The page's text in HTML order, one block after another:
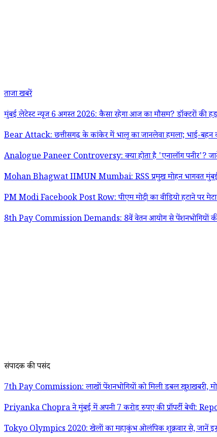
ताजा खबरें
मुंबई लेटेस्ट न्यूज 6 अगस्त 2026: कैसा रहेगा आज का मौसम? डॉक्टरों की
Bear Attack: छत्तीसगढ़ के कांकेर में भालू का जानलेवा हमला; भाई-
Analogue Paneer Controversy: क्या होता है 'एनालॉग पनीर'?
Mohan Bhagwat IIMUN Mumbai: RSS प्रमुख मोहन भागवत
PM Modi Facebook Post Row: पीएम मोदी का वीडियो हटाने पर
8th Pay Commission Demands: 8वें वेतन आयोग से पेंशनभोगियों की
संपादक की पसंद
7th Pay Commission: लाखों पेंशनभोगियों को मिली डबल खुशखबरी,
Priyanka Chopra ने मुंबई में अपनी 7 करोड़ रुपए की प्रॉपर्टी बेची:
Tokyo Olympics 2020: खेलों का महाकुंभ ओलंपिक शुक्रवार से, जानें